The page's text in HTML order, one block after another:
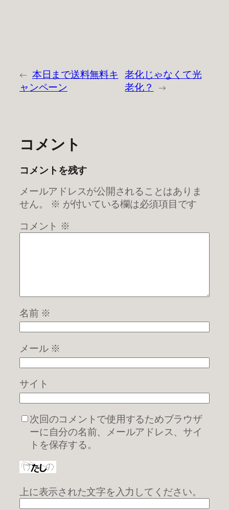
← 本日まで送料無料キ
ャンペーン
老化じゃなくて光
老化？
→
コメント
コメントを残す
メールアドレスが公開されることはありま
せん。
※ が付いている欄は必須項目です
コメント ※
名前 ※
メール ※
サイト
次回のコメントで使用するためブラウザ
ーに自分の名前、メールアドレス、サイ
トを保存する。
上に表示された文字を入力してください。